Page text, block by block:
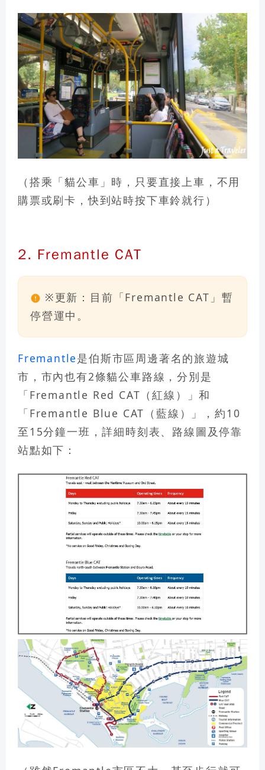
（搭乘「貓公車」時，只要直接上車，不用
購票或刷卡，快到站時按下車鈴就行）
2. Fremantle CAT
※更新：目前「Fremantle CAT」暫
停營運中。
Fremantle是伯斯市區周邊著名的旅遊城
市，市內也有2條貓公車路線，分別是
「Fremantle Red CAT（紅線）」和
「Fremantle Blue CAT（藍線）」，約10
至15分鐘一班，詳細時刻表、路線圖及停靠
站點如下：